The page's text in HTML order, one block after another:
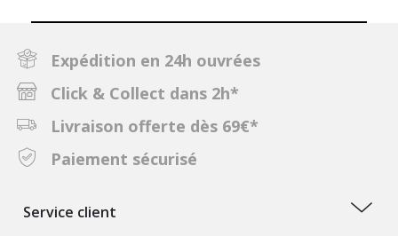
Expédition en 24h ouvrées
Click & Collect dans 2h*
Livraison offerte dès 69€*
Paiement sécurisé
Service client